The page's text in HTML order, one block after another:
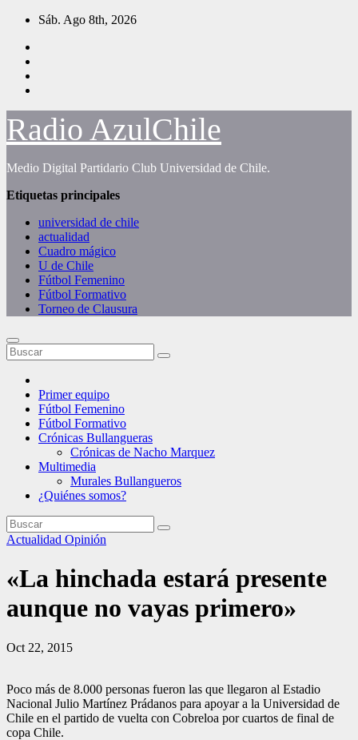
Saltar
contenido
Sáb. Ago 8th, 2026
Radio AzulChile
Medio Digital Partidario Club Universidad de Chile.
Etiquetas principales
universidad de chile
actualidad
Cuadro mágico
U de Chile
Fútbol Femenino
Fútbol Formativo
Torneo de Clausura
Primer equipo
Fútbol Femenino
Fútbol Formativo
Crónicas Bullangueras
Crónicas de Nacho Marquez
Multimedia
Murales Bullangueros
¿Quiénes somos?
Actualidad Opinión
«La hinchada estará presente
aunque no vayas primero»
Oct 22, 2015
Poco más de 8.000 personas fueron las que llegaron al Estadio
Nacional Julio Martínez Prádanos para apoyar a la Universidad de
Chile en el partido de vuelta con Cobreloa por cuartos de final de
copa Chile.